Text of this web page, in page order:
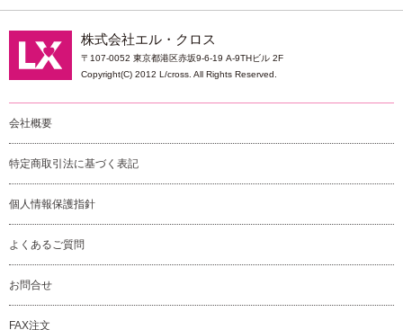
株式会社エル・クロス
〒107-0052 東京都港区赤坂9-6-19 A-9THビル 2F
Copyright(C) 2012 L/cross. All Rights Reserved.
会社概要
特定商取引法に基づく表記
個人情報保護指針
よくあるご質問
お問合せ
FAX注文